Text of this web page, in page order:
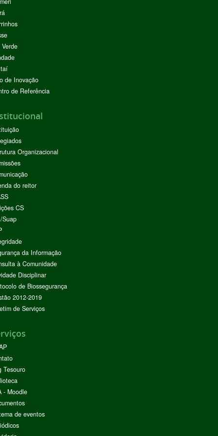
de Inovação
de Referência
Organizacional
do reitor
CS
Suap
da Informação
à Comunidade
Disciplinar
de Biossegurança
2012-2019
de Serviços
Tesouro
- Moodle
de eventos